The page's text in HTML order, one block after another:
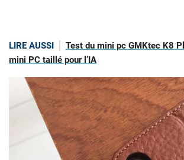
LIRE AUSSI
Test du mini pc GMKtec K8
mini PC taillé pour l’IA